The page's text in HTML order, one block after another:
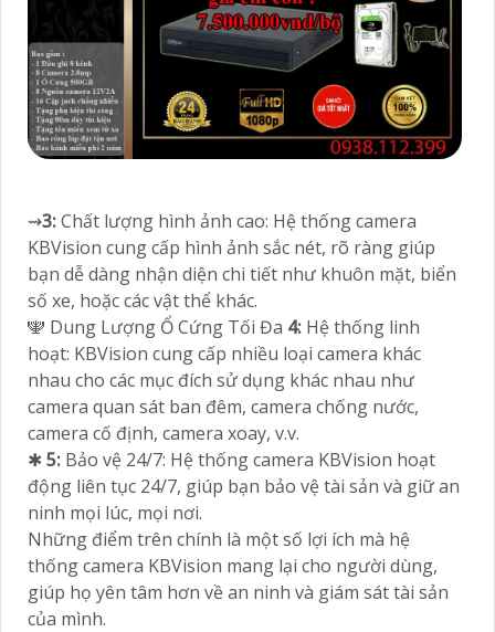
⇝3:Chất lượng hình ảnh cao: Hệ thống camera
KBVision cung cấp hình ảnh sắc nét, rõ ràng giúp
bạn dễ dàng nhận diện chi tiết như khuôn mặt, biển
số xe, hoặc các vật thể khác.
🕎 Dung Lượng Ổ Cứng Tối Đa 4: Hệ thống linh
hoạt: KBVision cung cấp nhiều loại camera khác
nhau cho các mục đích sử dụng khác nhau như
camera quan sát ban đêm, camera chống nước,
camera cố định, camera xoay, v.v.
✱ 5: Bảo vệ 24/7: Hệ thống camera KBVision hoạt
động liên tục 24/7, giúp bạn bảo vệ tài sản và giữ an
ninh mọi lúc, mọi nơi.
Những điểm trên chính là một số lợi ích mà hệ
thống camera KBVision mang lại cho người dùng,
giúp họ yên tâm hơn về an ninh và giám sát tài sản
của mình.